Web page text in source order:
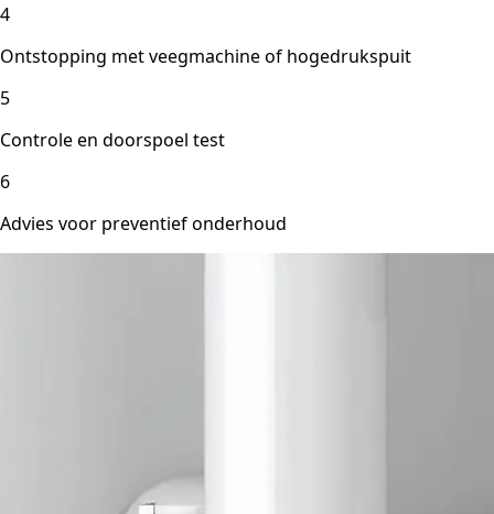
4
Ontstopping met veegmachine of hogedrukspuit
5
Controle en doorspoel test
6
Advies voor preventief onderhoud